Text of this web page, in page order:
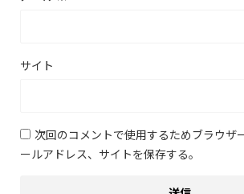
サイト
次回のコメントで使用するためブラウザ
ールアドレス、サイトを保存する。